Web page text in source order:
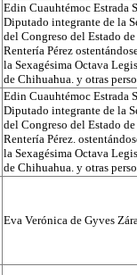
Edin Cuauhtémoc Estrada
Diputado integrante de la
del Congreso del Estado
Rentería Pérez
la Sexagésima Octava
de Chihuahua. y otras
Edin Cuauhtémoc Estrada
Diputado integrante de la
del Congreso del Estado
Rentería Pérez.
la Sexagésima Octava
de Chihuahua. y otras
Eva Verónica de Gyves